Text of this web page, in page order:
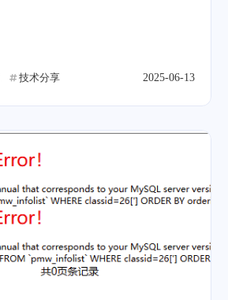
技术分享 2025-06-13